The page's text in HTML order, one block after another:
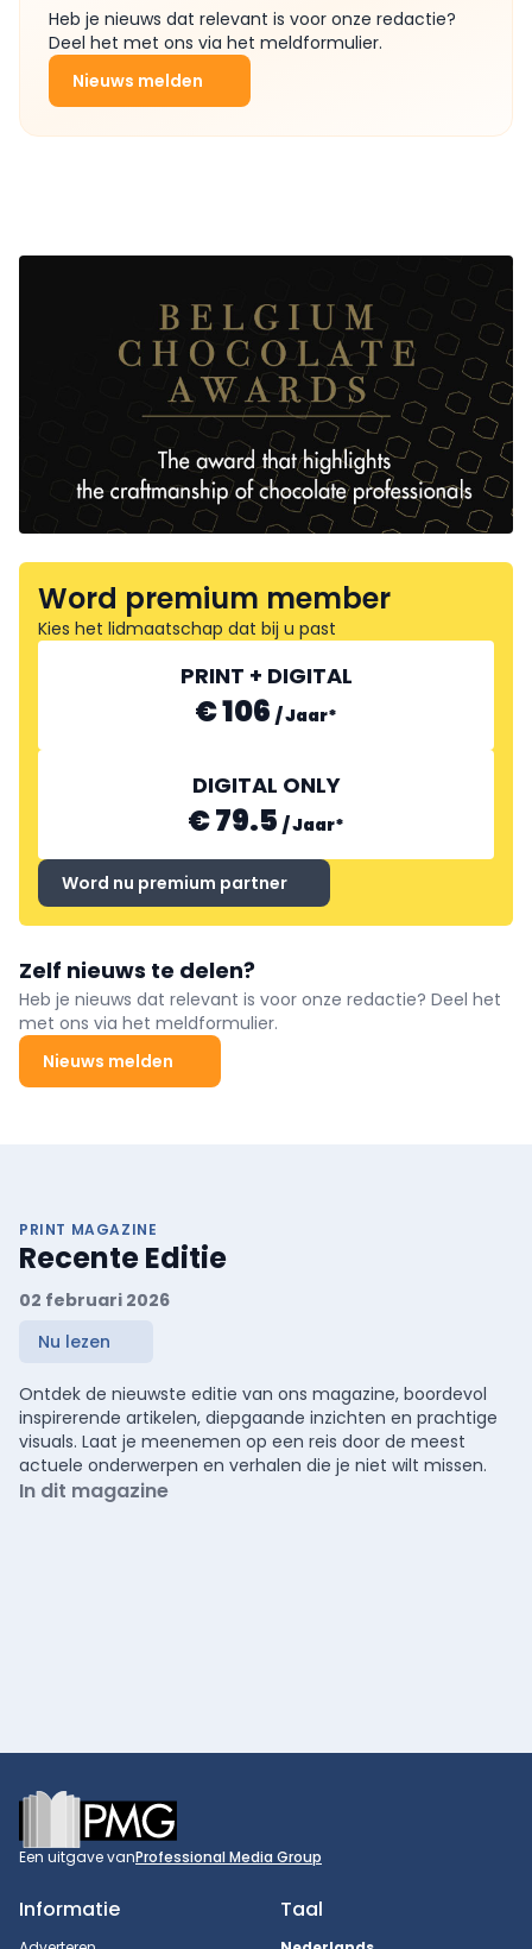
Heb je nieuws dat relevant is voor onze redactie?
Deel het met ons via het meldformulier.
Nieuws melden
Word premium member
Kies het lidmaatschap dat bij u past
PRINT + DIGITAL
€ 106 /Jaar*
DIGITAL ONLY
€ 79.5 /Jaar*
Word nu premium partner
Zelf nieuws te delen?
Heb je nieuws dat relevant is voor onze redactie? Deel het
met ons via het meldformulier.
Nieuws melden
PRINT MAGAZINE
Recente Editie
02 februari 2026
Nu lezen
Ontdek de nieuwste editie van ons magazine, boordevol
inspirerende artikelen, diepgaande inzichten en prachtige
visuals. Laat je meenemen op een reis door de meest
actuele onderwerpen en verhalen die je niet wilt missen.
In dit magazine
Footer
Een uitgave vanProfessional Media Group
Informatie Taal